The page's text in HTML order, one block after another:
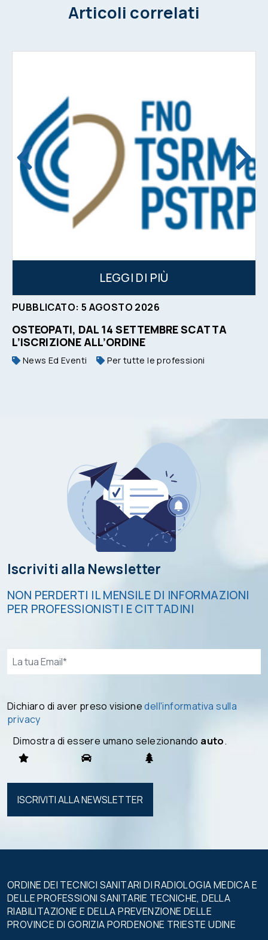
Articoli correlati
LEGGI DI PIÙ
PUBBLICATO: 5 AGOSTO 2026
OSTEOPATI, DAL 14 SETTEMBRE SCATTA
L’ISCRIZIONE ALL’ORDINE
News Ed Eventi Per tutte le professioni
Iscriviti alla Newsletter
NON PERDERTI IL MENSILE DI INFORMAZIONI
PER PROFESSIONISTI E CITTADINI
Email*
Dichiaro di aver preso visionedell'informativa sulla
privacy
Dimostra di essere umano selezionando auto.
Si prega di
lasciare
ORDINE DEI TECNICI SANITARI DI RADIOLOGIA MEDICA E
DELLE PROFESSIONI SANITARIE TECNICHE, DELLA
RIABILITAZIONE E DELLA PREVENZIONE DELLE
PROVINCE DI GORIZIA PORDENONE TRIESTE UDINE